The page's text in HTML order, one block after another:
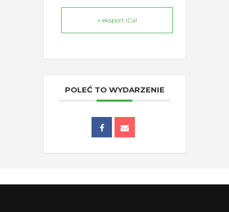
+ eksport iCal
POLEĆ TO WYDARZENIE